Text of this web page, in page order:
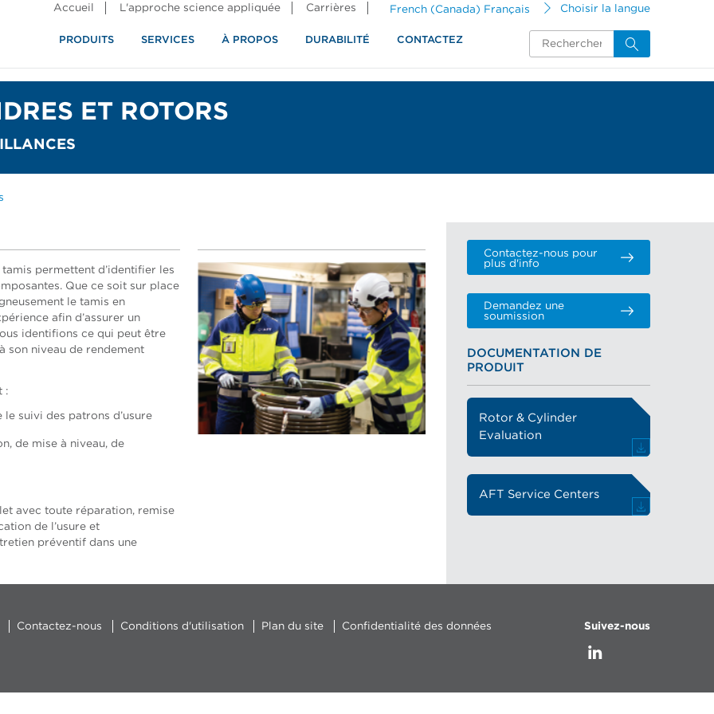
French (Canada) Français Choisir la langue
Accueil L'approche science appliquée Carrières
PRODUITS SERVICES À PROPOS DURABILITÉ CONTACTEZ
ET ROTORS
permettent d’identifier les
Que ce soit sur place
le tamis en
afin d’assurer un
identifions ce qui peut être
son niveau de rendement
:
suivi des patrons d’usure
de mise à niveau, de
avec toute réparation, remise
de l’usure et
préventif dans une
Contactez-nous pour
plus d'info
Demandez une
soumission
DOCUMENTATION DE
PRODUIT
Rotor & Cylinder
Evaluation
AFT Service Centers
Contactez-nous Conditions d'utilisation Plan du site Confidentialité des données Suivez-nous